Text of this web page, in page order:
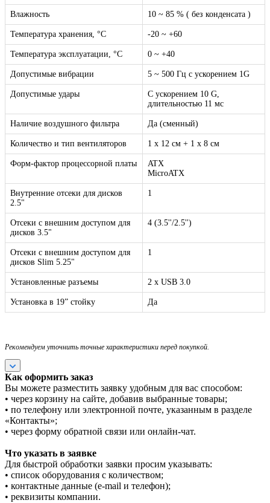
Влажность 10 ~ 85 % ( без конденсата )
Температура хранения, °C -20 ~ +60
Температура эксплуатации, °C 0 ~ +40
Допустимые вибрации 5 ~ 500 Гц с ускорением 1G
Допустимые удары
С ускорением 10 G,
длительностью 11 мс
Наличие воздушного фильтра Да (сменный)
Количество и тип вентиляторов 1 x 12 см + 1 x 8 см
Форм-фактор процессорной платы
ATX
MicroATX
Внутренние отсеки для дисков
2.5"
1
Отсеки с внешним доступом для
дисков 3.5"
4 (3.5''/2.5'')
Отсеки с внешним доступом для
дисков Slim 5.25"
1
Установленные разъемы 2 x USB 3.0
Установка в 19” стойку Да
Рекомендуем уточнить точные характеристики перед покупкой.
Как оформить заказ
Вы можете разместить заявку удобным для вас способом:
• через корзину на сайте, добавив выбранные товары;
• по телефону или электронной почте, указанным в разделе
«Контакты»;
• через форму обратной связи или онлайн-чат.
Что указать в заявке
Для быстрой обработки заявки просим указывать:
• список оборудования с количеством;
• контактные данные (e-mail и телефон);
• реквизиты компании.